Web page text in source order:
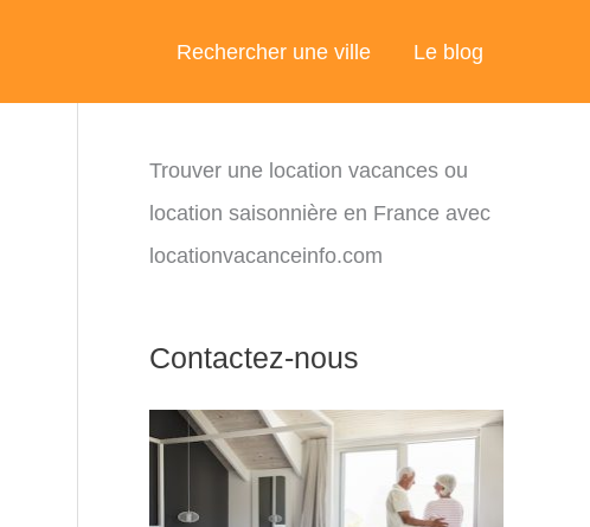
Rechercher une ville Le blog
Trouver une location vacances ou
location saisonnière en France avec
locationvacanceinfo.com
Contactez-nous